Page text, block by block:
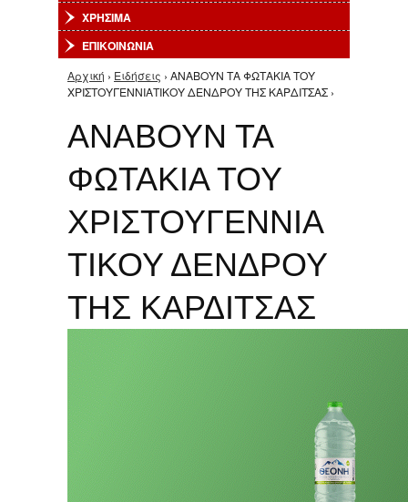
ΧΡΗΣΙΜΑ
ΕΠΙΚΟΙΝΩΝΙΑ
Είστε εδώ
Αρχική › Ειδήσεις › ΑΝΑΒΟΥΝ ΤΑ ΦΩΤΑΚΙΑ ΤΟΥ
ΧΡΙΣΤΟΥΓΕΝΝΙΑΤΙΚΟΥ ΔΕΝΔΡΟΥ ΤΗΣ ΚΑΡΔΙΤΣΑΣ ›
ΑΝΑΒΟΥΝ ΤΑ
ΦΩΤΑΚΙΑ ΤΟΥ
ΧΡΙΣΤΟΥΓΕΝΝΙΑ
ΤΙΚΟΥ ΔΕΝΔΡΟΥ
ΤΗΣ ΚΑΡΔΙΤΣΑΣ